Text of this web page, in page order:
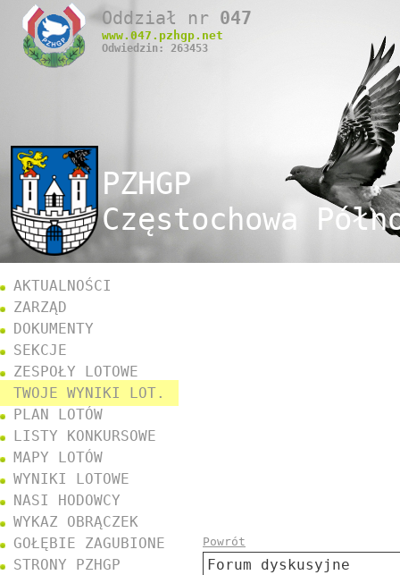
Oddział nr 047
www. 047 .pzhgp.net
Odwiedzin: 263453
PZHGP
Częstochowa
Powrót
Forum dyskusyjne
AKTUALNOŚCI
ZARZĄD
DOKUMENTY
SEKCJE
ZESPOŁY LOTOWE
TWOJE WYNIKI LOT.
PLAN LOTÓW
LISTY KONKURSOWE
MAPY LOTÓW
WYNIKI LOTOWE
NASI HODOWCY
WYKAZ OBRĄCZEK
GOŁĘBIE ZAGUBIONE
STRONY PZHGP